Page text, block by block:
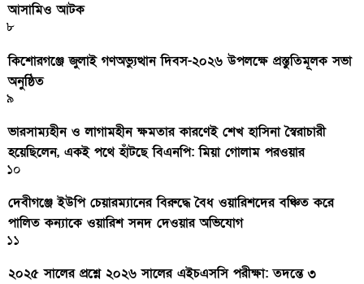
আসামিও আটক
৮
কিশোরগঞ্জে জুলাই গণঅভ্যুত্থান দিবস-২০২৬ উপলক্ষে প্রস্তুতিমূলক সভা
অনুষ্ঠিত
৯
ভারসাম্যহীন ও লাগামহীন ক্ষমতার কারণেই শেখ হাসিনা স্বৈরাচারী
হয়েছিলেন, একই পথে হাঁটছে বিএনপি: মিয়া গোলাম পরওয়ার
১০
দেবীগঞ্জে ইউপি চেয়ারম্যানের বিরুদ্ধে বৈধ ওয়ারিশদের বঞ্চিত করে
পালিত কন্যাকে ওয়ারিশ সনদ দেওয়ার অভিযোগ
১১
২০২৫ সালের প্রশ্নে ২০২৬ সালের এইচএসসি পরীক্ষা: তদন্তে ৩